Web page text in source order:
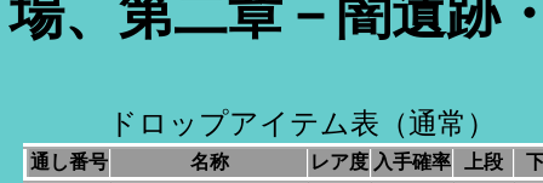
場、第二章－闇遺跡
ドロップアイテム表（通常）
通し番号 名称 レア度 入手確率 上段